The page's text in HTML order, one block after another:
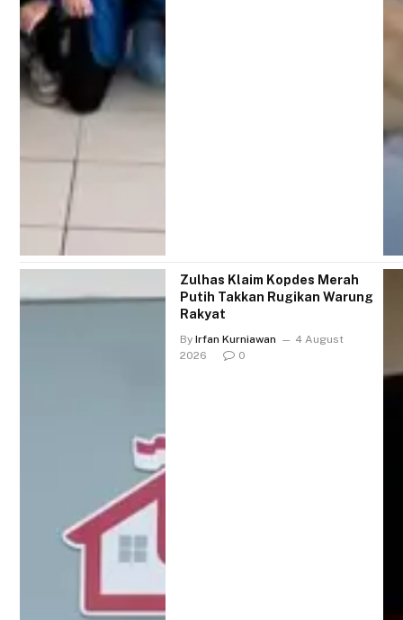
Zulhas Klaim Kopdes Merah
Putih Takkan Rugikan Warung
Rakyat
By Irfan Kurniawan
4 August
2026
0